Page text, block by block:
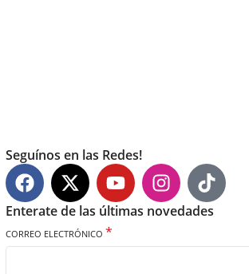
Seguínos en las Redes!
Enterate de las últimas novedades
CORREO ELECTRÓNICO *